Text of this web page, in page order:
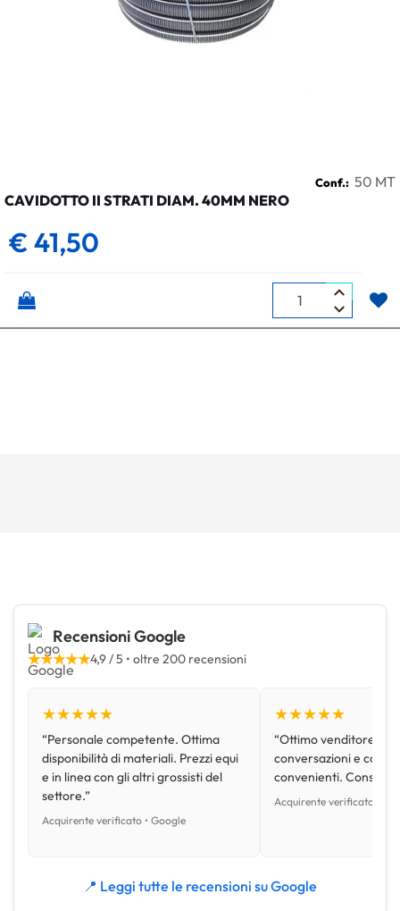
Conf.: 50 MT
CAVIDOTTO II STRATI DIAM. 40MM NERO
€ 41,50
Quantità
Recensioni Google
★★★★★4,9 / 5 • oltre 200 recensioni
★★★★★
“Personale competente. Ottima
disponibilità di materiali. Prezzi equi
e in linea con gli altri grossisti del
settore.”
Acquirente verificato • Google
★★★★★
“Ottimo venditore,
conversazioni e con
convenienti.
Acquirente verificato •
📍 Leggi tutte le recensioni su Google